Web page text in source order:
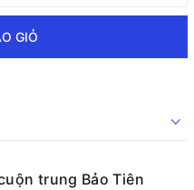
GIỎ
trung Bảo Tiên